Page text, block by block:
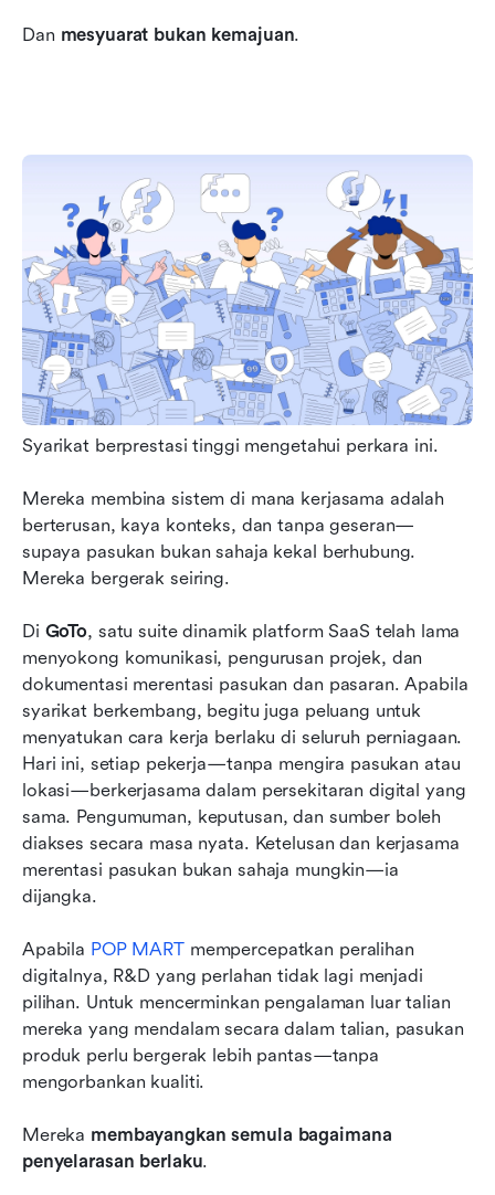
Dan mesyuarat bukan kemajuan.
Syarikat berprestasi tinggi mengetahui perkara ini.
Mereka membina sistem di mana kerjasama adalah
berterusan, kaya konteks, dan tanpa geseran—
supaya pasukan bukan sahaja kekal berhubung.
Mereka bergerak seiring.
Di GoTo, satu suite dinamik platform SaaS telah lama
menyokong komunikasi, pengurusan projek, dan
dokumentasi merentasi pasukan dan pasaran. Apabila
syarikat berkembang, begitu juga peluang untuk
menyatukan cara kerja berlaku di seluruh perniagaan.
Hari ini, setiap pekerja—tanpa mengira pasukan atau
lokasi—berkerjasama dalam persekitaran digital yang
sama. Pengumuman, keputusan, dan sumber boleh
diakses secara masa nyata. Ketelusan dan kerjasama
merentasi pasukan bukan sahaja mungkin—ia
dijangka.
Apabila POP MART mempercepatkan peralihan
digitalnya, R&D yang perlahan tidak lagi menjadi
pilihan. Untuk mencerminkan pengalaman luar talian
mereka yang mendalam secara dalam talian, pasukan
produk perlu bergerak lebih pantas—tanpa
mengorbankan kualiti.
Mereka membayangkan semula bagaimana
penyelarasan berlaku.